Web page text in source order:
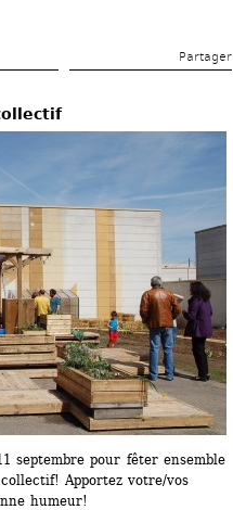
Partager
septembre pour fêter ensemble
Apportez votre/vos
humeur!